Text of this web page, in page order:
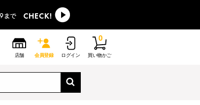
店舗 会員登録 ログイン 買い物かご
0